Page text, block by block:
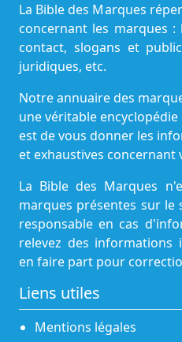
La Bible des Marques
concernant les marques
contact, slogans et
juridiques, etc.
Notre annuaire des
une véritable
est de vous donner les
et exhaustives concernant
La Bible des Marques
marques présentes sur
responsable en cas
relevez des informations
en faire part pour
Liens utiles
Mentions légales